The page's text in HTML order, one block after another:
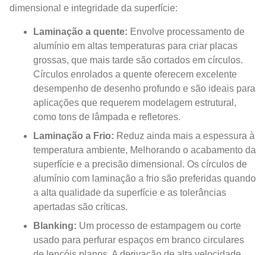
dimensional e integridade da superfície:
Laminação a quente: Envolve processamento de
alumínio em altas temperaturas para criar placas
grossas, que mais tarde são cortados em círculos.
Círculos enrolados a quente oferecem excelente
desempenho de desenho profundo e são ideais para
aplicações que requerem modelagem estrutural,
como tons de lâmpada e refletores.
Laminação a Frio: Reduz ainda mais a espessura à
temperatura ambiente, Melhorando o acabamento da
superfície e a precisão dimensional. Os círculos de
alumínio com laminação a frio são preferidas quando
a alta qualidade da superfície e as tolerâncias
apertadas são críticas.
Blanking: Um processo de estampagem ou corte
usado para perfurar espaços em branco circulares